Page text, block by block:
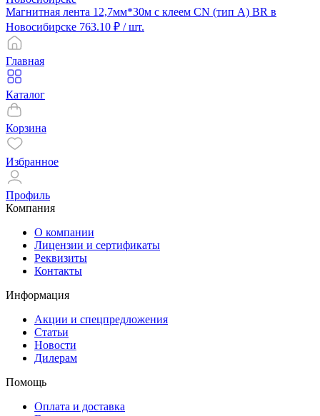
Магнитная лента 12,7мм*30м с клеем CN (тип A) BR в
Новосибирске 763.10 ₽ / шт.
Главная
Каталог
Корзина
Избранное
Профиль
Компания
О компании
Лицензии и сертификаты
Реквизиты
Контакты
Информация
Акции и спецпредложения
Статьи
Новости
Дилерам
Помощь
Оплата и доставка